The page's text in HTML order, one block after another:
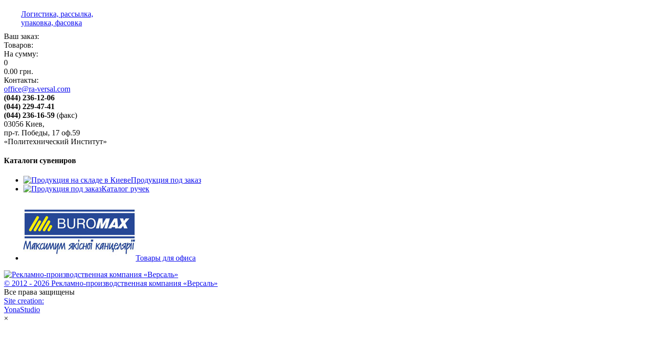
Логистика, рассылка,
упаковка, фасовка
Ваш заказ:
Товаров:
На сумму:
0
0.00 грн.
Контакты:
office@ra-versal.com
(044) 236-12-06
(044) 229-47-41
(044) 236-16-59 (факс)
03056 Киев,
пр-т. Победы, 17 оф.59
«Политехнический Институт»
Каталоги сувениров
Продукция под заказ
Каталог ручек
Товары для офиса
© 2012 - 2026 Рекламно-производственная компания «Версаль»
Все права защищены
Site creation:
YonaStudio
×